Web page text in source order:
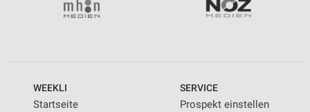
WEEKLI
Startseite
SERVICE
Prospekt einstellen